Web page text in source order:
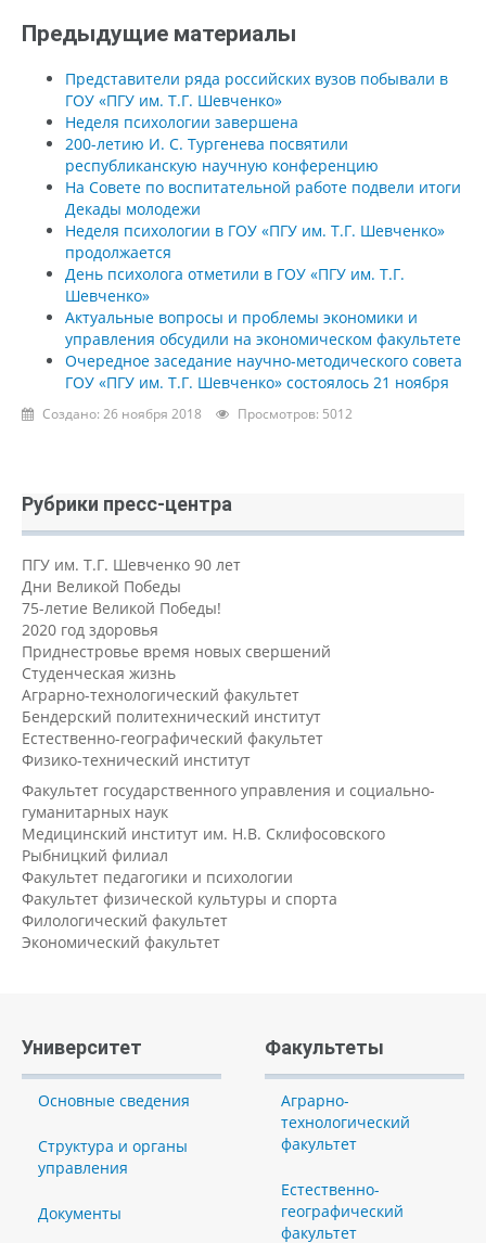
Предыдущие материалы
Представители ряда российских вузов побывали в
ГОУ «ПГУ им. Т.Г. Шевченко»
Неделя психологии завершена
200-летию И. С. Тургенева посвятили
республиканскую научную конференцию
На Совете по воспитательной работе подвели итоги
Декады молодежи
Неделя психологии в ГОУ «ПГУ им. Т.Г. Шевченко»
продолжается
День психолога отметили в ГОУ «ПГУ им. Т.Г.
Шевченко»
Актуальные вопросы и проблемы экономики и
управления обсудили на экономическом факультете
Очередное заседание научно-методического совета
ГОУ «ПГУ им. Т.Г. Шевченко» состоялось 21 ноября
Создано: 26 ноября 2018 Просмотров: 5012
Рубрики пресс-центра
ПГУ им. Т.Г. Шевченко 90 лет
Дни Великой Победы
75-летие Великой Победы!
2020 год здоровья
Приднестровье время новых свершений
Студенческая жизнь
Аграрно-технологический факультет
Бендерский политехнический институт
Естественно-географический факультет
Физико-технический институт
Факультет государственного управления и социально-
гуманитарных наук
Медицинский институт им. Н.В. Склифосовского
Рыбницкий филиал
Факультет педагогики и психологии
Факультет физической культуры и спорта
Филологический факультет
Экономический факультет
Университет
Основные сведения
Структура и органы
управления
Документы
Факультеты
Аграрно-
технологический
факультет
Естественно-
географический
факультет